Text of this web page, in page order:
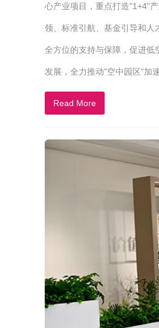
心产业项目，重点打造"1+4"产
领、标准引航、基金引导和人
全方位的支持与保障，促进低
发展，全力推动"空中园区"加速
Read More